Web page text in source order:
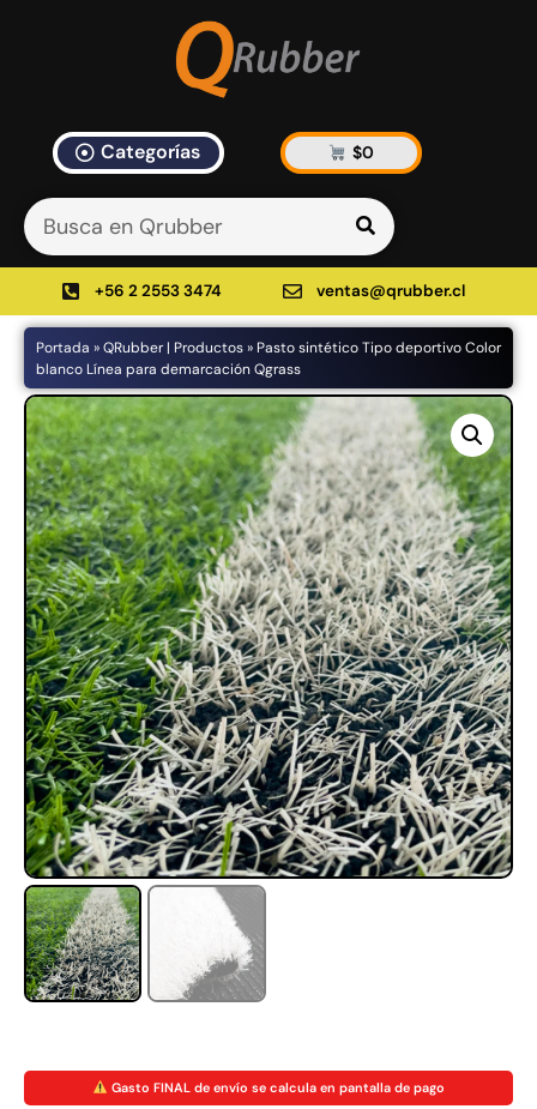
Categorías $0
+56 2 2553 3474 ventas@qrubber.cl
Portada »QRubber | Productos» Pasto sintético Tipo deportivo Color
blanco Línea para demarcación Qgrass
Gasto FINAL de envío se calcula en pantalla de pago
Artículos Blog
535 results found in 35ms
Filtrar
Productos
48%
Rampa Móvil Hidráulica
carga 10ton
$22.711.412
$11.790.000
Agregar al carrito
Juego Modular 35
QplayGround
$5.926.486
Leer más